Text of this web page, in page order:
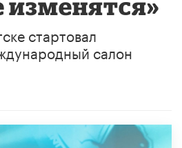
стартовал
салон